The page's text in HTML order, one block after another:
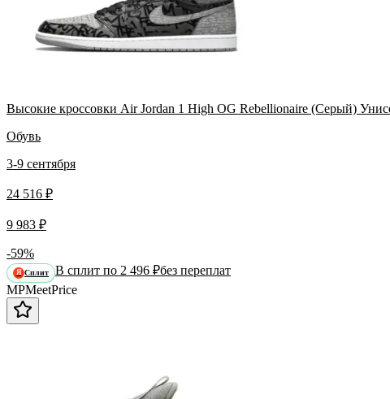
Высокие кроссовки Air Jordan 1 High OG Rebellionaire (Серый)
Обувь
3-9 сентября
24 516 ₽
9 983 ₽
-59%
Я Сплит В сплит по 2 496 ₽без переплат
MPMeetPrice